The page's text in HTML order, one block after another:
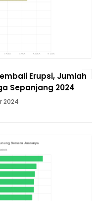
Erupsi, Jumlah
Sepanjang 2024
2024